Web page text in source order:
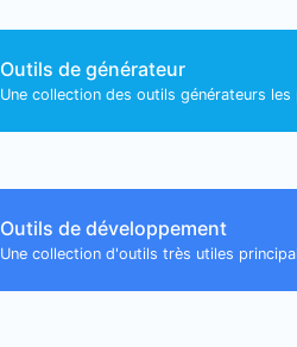
Outils de générateur
Une collection des outils générateurs
Outils de développement
Une collection d'outils très utiles